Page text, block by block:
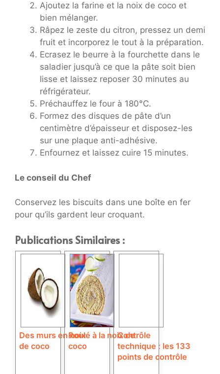
Ajoutez la farine et la noix de coco et
bien mélanger.
Râpez le zeste du citron, pressez un demi
fruit et incorporez le tout à la préparation.
Ecrasez le beurre à la fourchette dans le
saladier jusqu’à ce que la pâte soit bien
lisse et laissez reposer 30 minutes au
réfrigérateur.
Préchauffez le four à 180°C.
Formez des disques de pâte d’un
centimètre d’épaisseur et disposez-les
sur une plaque anti-adhésive.
Enfournez et laissez cuire 15 minutes.
Le conseil du Chef
Conservez les biscuits dans une boîte en fer
pour qu’ils gardent leur croquant.
Publications Similaires :
Des murs en noix
de coco
Roulé à la noix de
coco
Contrôle
technique : les 133
points de contrôle